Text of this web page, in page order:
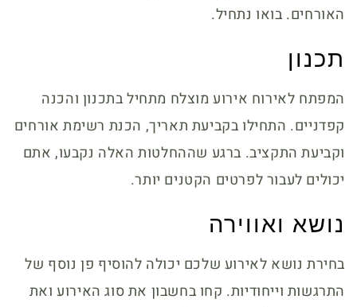
האורחים. בואו נתחיל.
תכנון
המפתח לאירוח אירוע מוצלח מתחיל בתכנון והכנה
קפדניים. התחילו בקביעת תאריך, הכנת רשימת אורחים
וקביעת התקציב. ברגע שההחלטות האלה נקבעו, אתם
יכולים לעבור לפרטים הקטנים יותר.
נושא ואווירה
בחירת נושא לאירוע שלכם יכולה להוסיף פן נוסף של
התרגשות וייחודיות. קחו בחשבון את סוג האירוע ואת